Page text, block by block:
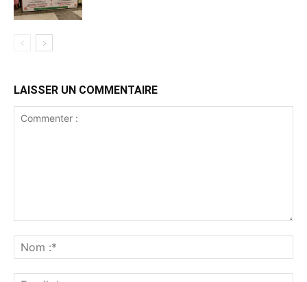
LAISSER UN COMMENTAIRE